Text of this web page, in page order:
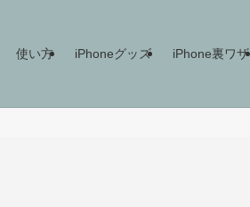
使い方 iPhoneグッズ iPhone裏ワザ